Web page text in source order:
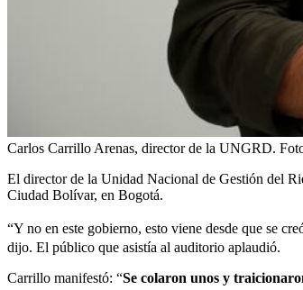
Carlos Carrillo Arenas, director de la UNGRD.
El director de la Unidad Nacional de Gestión del
Ciudad Bolívar, en Bogotá.
“Y no en este gobierno, esto viene desde que se
dijo. El público que asistía al auditorio aplaudió.
Carrillo manifestó: “Se colaron unos y